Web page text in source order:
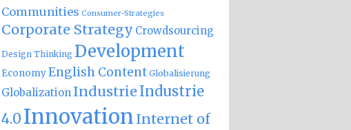
Communities Consumer-Strategies
Corporate Strategy Crowdsourcing
Design Thinking Development
EconomyEnglish Content Globalisierung
Globalization IndustrieIndustrie
4.0Innovation Internet of